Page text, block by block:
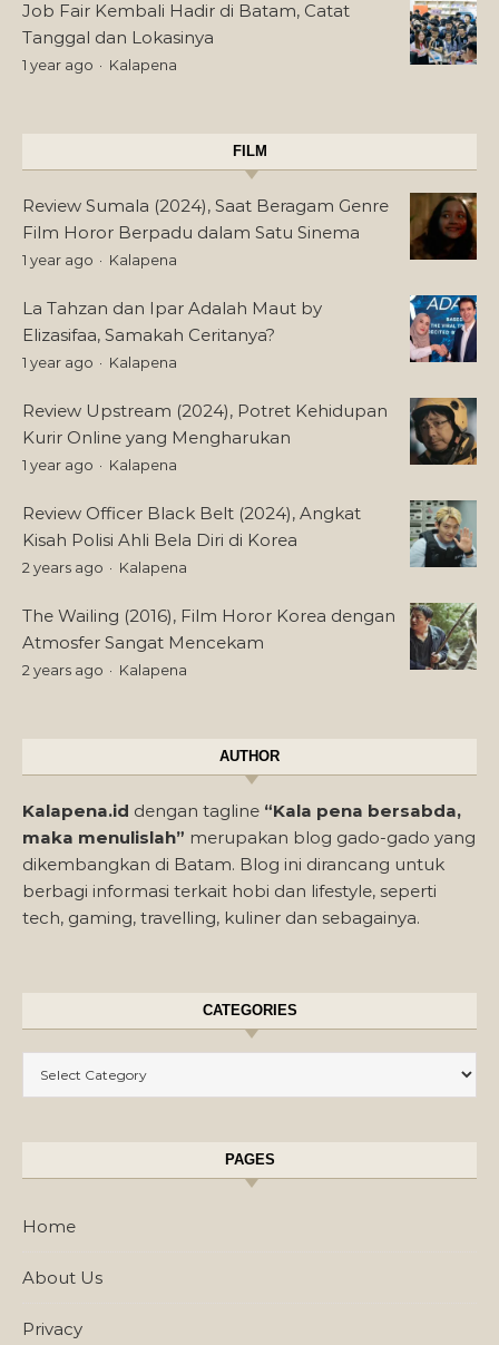
Job Fair Kembali Hadir di Batam, Catat
Tanggal dan Lokasinya
1 year ago Kalapena
FILM
Review Sumala (2024), Saat Beragam Genre
Film Horor Berpadu dalam Satu Sinema
1 year ago Kalapena
La Tahzan dan Ipar Adalah Maut by
Elizasifaa, Samakah Ceritanya?
1 year ago Kalapena
Review Upstream (2024), Potret Kehidupan
Kurir Online yang Mengharukan
1 year ago Kalapena
Review Officer Black Belt (2024), Angkat
Kisah Polisi Ahli Bela Diri di Korea
2 years ago Kalapena
The Wailing (2016), Film Horor Korea dengan
Atmosfer Sangat Mencekam
2 years ago Kalapena
AUTHOR
Kalapena.id dengan tagline “Kala pena bersabda,
maka menulislah” merupakan blog gado-gado yang
dikembangkan di Batam. Blog ini dirancang untuk
berbagi informasi terkait hobi dan lifestyle, seperti
tech, gaming, travelling, kuliner dan sebagainya.
CATEGORIES
PAGES
Home
About Us
Privacy